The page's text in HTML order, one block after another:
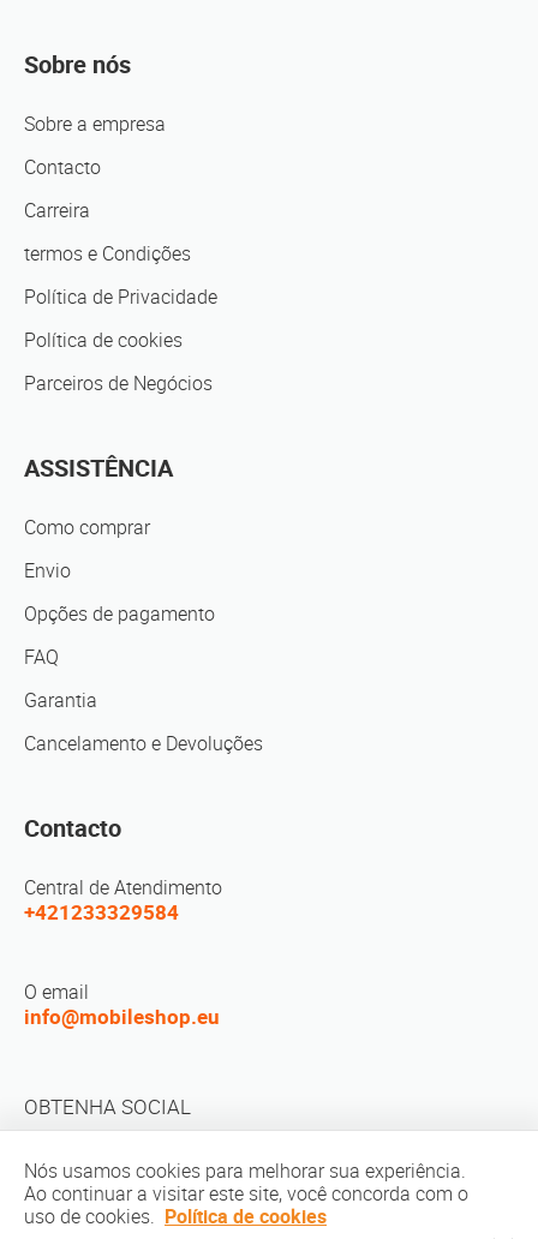
Sobre nós
Sobre a empresa
Contacto
Carreira
termos e Condições
Política de Privacidade
Política de cookies
Parceiros de Negócios
ASSISTÊNCIA
Como comprar
Envio
Opções de pagamento
FAQ
Garantia
Cancelamento e Devoluções
Contacto
Central de Atendimento
+421233329584
O email
info@mobileshop.eu
OBTENHA SOCIAL
Nós usamos cookies para melhorar sua experiência.
Ao continuar a visitar este site, você concorda com o
uso de cookies. Política de cookies